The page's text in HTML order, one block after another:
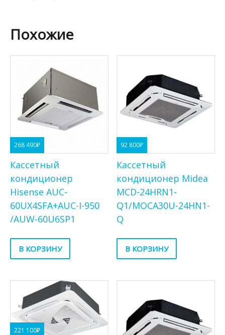
Похожие
268 490₽
Кассетный
кондиционер
Hisense AUC-
60UX4SFA+AUC-I-950
/AUW-60U6SP1
В КОРЗИНУ
92 800₽
Кассетный
кондиционер Midea
MCD-24HRN1-
Q1/MOCA30U-24HN1-
Q
В КОРЗИНУ
221 100₽